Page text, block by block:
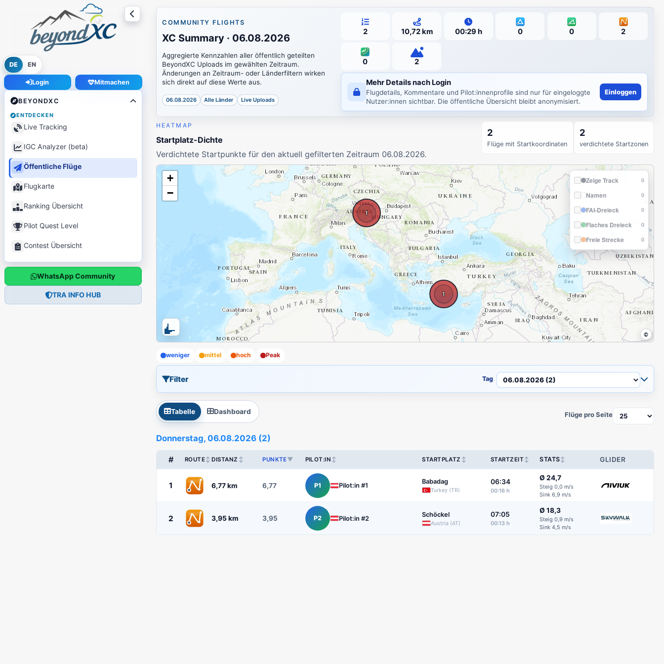
DE EN
Login Mitmachen
BEYONDXC
ENTDECKEN
Live Tracking
IGC Analyzer (beta)
Öffentliche Flüge
Flugkarte
Ranking Übersicht
Pilot Quest Level
Contest Übersicht
WhatsApp Community
TRA INFO HUB
COMMUNITY FLIGHTS
XC Summary · 06.08.2026
Aggregierte Kennzahlen aller öffentlich geteilten
BeyondXC Uploads im gewählten Zeitraum.
Änderungen an Zeitraum- oder Länderfiltern wirken
sich direkt auf diese Werte aus.
06.08.2026 Alle Länder Live Uploads
2 10,72 km 00:29 h 0 0 2
0 2
STARTPLÄTZE
Mehr Details nach Login
Flugdetails, Kommentare und Pilot:innenprofile sind nur für eingeloggte
Nutzer:innen sichtbar. Die öffentliche Übersicht bleibt anonymisiert.
Einloggen
HEATMAP
Startplatz-Dichte
Verdichtete Startpunkte für den aktuell gefilterten Zeitraum 06.08.2026.
2
Flüge mit Startkoordinaten
2
verdichtete Startzonen
1
1
+
−
Zeige Track 0
Namen 0
FAI-Dreieck 0
Flaches Dreieck 0
Freie Strecke 0
©
weniger mittel hoch Peak
Filter Tag
Tabelle Dashboard Flüge pro Seite
Donnerstag, 06.08.2026 (2)
# ROUTE↕ DISTANZ ↕ PUNKTE▼ PILOT:IN ↕ STARTPLATZ ↕ STARTZEIT↕ STATS↕ GLIDER
1 6,77 km 6,77 P1 Pilot:in #1
Babadag
Turkey (TR)
06:34
00:16 h
Ø 24,7
Steig 0,0 m/s
Sink 6,9 m/s
2 3,95 km 3,95 P2 Pilot:in #2
Schöckel
Austria (AT)
07:05
00:13 h
Ø 18,3
Steig 0,9 m/s
Sink 4,5 m/s